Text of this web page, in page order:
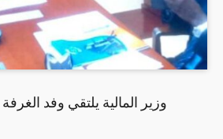
وزير المالية يلتقي وفد